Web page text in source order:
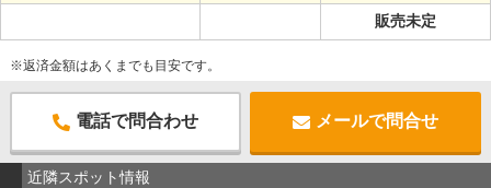
販売未定
※返済金額はあくまでも目安です。
電話で問合わせ メールで問合せ
近隣スポット情報